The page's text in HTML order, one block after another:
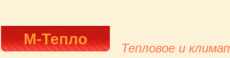
М-Тепло
Тепловое и